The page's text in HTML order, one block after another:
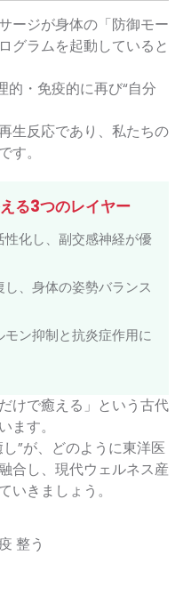
ージが身体の「防御モー
グラムを起動していると
的・免疫的に再び“自分
生反応であり、私たちの
す。
る3つのレイヤー
化し、副交感神経が優
、身体の姿勢バランス
ン抑制と抗炎症作用に
けで癒える」という古代
ます。
”が、どのように東洋医
合し、現代ウェルネス産
いきましょう。